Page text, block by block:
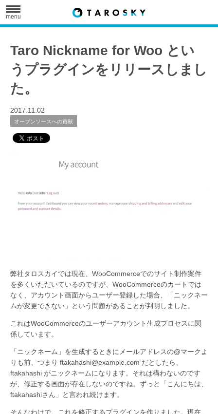
menu
Taro Nickname for Woo とい
うプラグインをリリースしまし
た。
2017.11.02
オープンソースへの貢献
弊社タロスカイでは現在、WooCommerceでのサイト制作案件
を多くいただいているのですが、WooCommerceのカートでは
なく、アカウント画面からユーザー登録した場合、「ニックネー
ムが変更できない」という問題があることが判明しました。
これはWooCommerceのユーザーアカウント生成プロセスに関
係しています。
「ニックネーム」を生成するときにメールアドレスの@マークよ
りも前、つまり ftakahashi@example.com だとしたら、
ftakahashi がニックネームになります。それは構わないのです
が、修正する画面が存在しないのですね。ずっと「こんにちは、
ftakahashiさん」と言われ続けます。
そんなわけで、これを修正するプラグインを作りました。現在、